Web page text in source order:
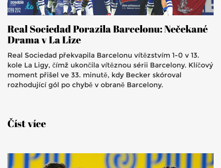
Real Sociedad Porazila Barcelonu: Nečekané
Drama v La Lize
Real Sociedad překvapila Barcelonu vítězstvím 1-0 v 13.
kole La Ligy, čímž ukončila vítěznou sérii Barcelony. Klíčový
moment přišel ve 33. minutě, kdy Becker skóroval
rozhodující gól po chybě v obraně Barcelony.
Číst více